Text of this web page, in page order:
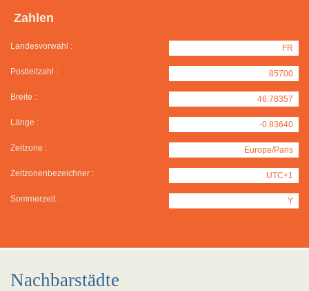
Zahlen
Landesvorwahl : FR
Postleitzahl : 85700
Breite : 46.78357
Länge : -0.83640
Zeitzone : Europe/Paris
Zeitzonenbezeichner : UTC+1
Sommerzeit : Y
Nachbarstädte